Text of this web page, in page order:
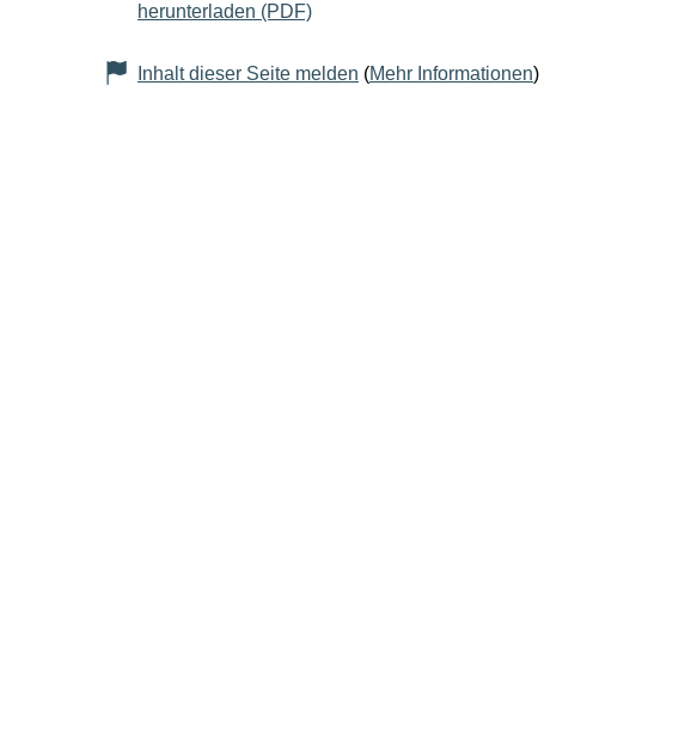
herunterladen (PDF)
Inhalt dieser Seite melden (Mehr Informationen)